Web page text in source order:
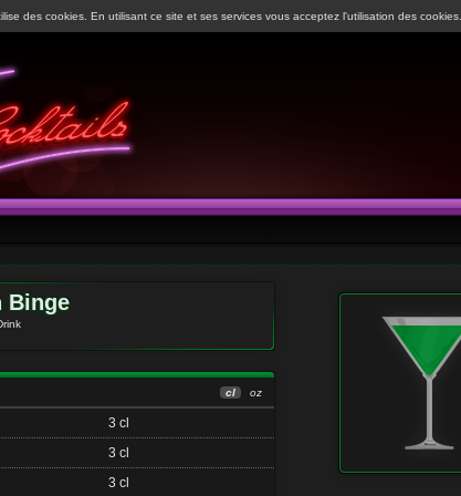
des cookies. En utilisant ce site et ses services vous acceptez l'utilisation des cookies.
Binge
oz
cl
3 cl
3 cl
3 cl